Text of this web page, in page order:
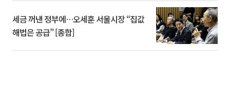
세금 꺼낸 정부에…오세훈 서울시장 “집값
해법은 공급” [종합]